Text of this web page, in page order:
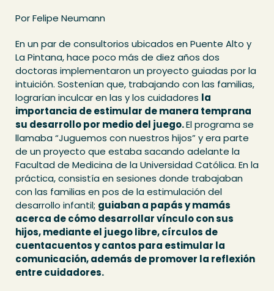
Por Felipe Neumann
En un par de consultorios ubicados en Puente Alto y
La Pintana, hace poco más de diez años dos
doctoras implementaron un proyecto guiadas por la
intuición. Sostenían que, trabajando con las familias,
lograrían inculcar en las y los cuidadores la
importancia de estimular de manera temprana
su desarrollo por medio del juego.El programa se
llamaba “Juguemos con nuestros hijos” y era parte
de un proyecto que estaba sacando adelante la
Facultad de Medicina de la Universidad Católica. En la
práctica, consistía en sesiones donde trabajaban
con las familias en pos de la estimulación del
desarrollo infantil; guiaban a papás y mamás
acerca de cómo desarrollar vínculo con sus
hijos, mediante el juego libre, círculos de
cuentacuentos y cantos para estimular la
comunicación, además de promover la reflexión
entre cuidadores.